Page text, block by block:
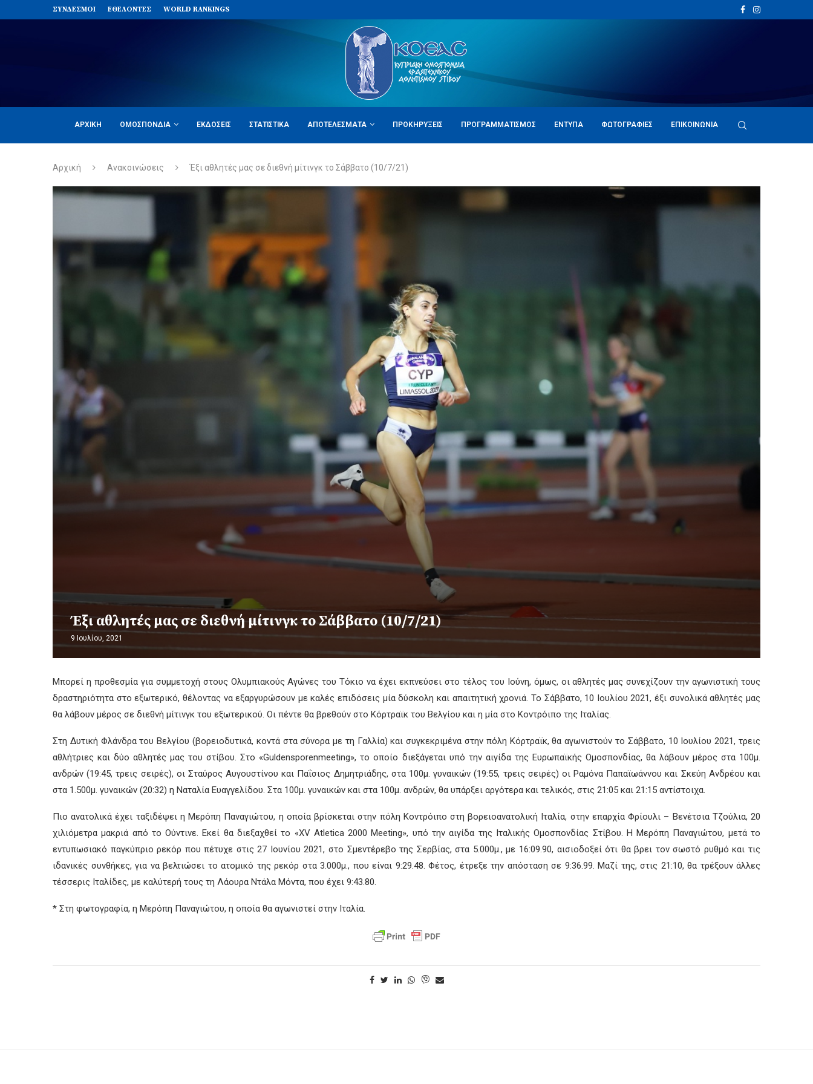
ΣΥΝΔΈΣΜΟΙ ΕΘΕΛΟΝΤΈΣ WORLD RANKINGS
ΑΡΧΙΚΉ ΟΜΟΣΠΟΝΔΊΑ ΕΚΔΌΣΕΙΣ ΣΤΑΤΙΣΤΙΚΆ ΑΠΟΤΕΛΈΣΜΑΤΑ ΠΡΟΚΗΡΎΞΕΙΣ ΠΡΟΓΡΑΜΜΑΤΙΣΜΌΣ ΈΝΤΥΠΑ ΦΩΤΟΓΡΑΦΊΕΣ ΕΠΙΚΟΙΝΩΝΊΑ
Αρχική Ανακοινώσεις Έξι αθλητές μας σε διεθνή μίτινγκ το Σάββατο (10/7/21)
Έξι αθλητές μας σε διεθνή μίτινγκ το Σάββατο (10/7/21)
9 Ιουλίου, 2021
Μπορεί η προθεσμία για συμμετοχή στους Ολυμπιακούς Αγώνες του Τόκιο να έχει εκπνεύσει στο τέλος του Ιούνη, όμως, οι αθλητές μας συνεχίζουν την αγωνιστική τους
δραστηριότητα στο εξωτερικό, θέλοντας να εξαργυρώσουν με καλές επιδόσεις μία δύσκολη και απαιτητική χρονιά. Το Σάββατο, 10 Ιουλίου 2021, έξι συνολικά αθλητές μας
θα λάβουν μέρος σε διεθνή μίτινγκ του εξωτερικού. Οι πέντε θα βρεθούν στο Κόρτραϊκ του Βελγίου και η μία στο Κοντρόιπο της Ιταλίας.
Στη Δυτική Φλάνδρα του Βελγίου (βορειοδυτικά, κοντά στα σύνορα με τη Γαλλία) και συγκεκριμένα στην πόλη Κόρτραϊκ, θα αγωνιστούν το Σάββατο, 10 Ιουλίου 2021, τρεις
αθλήτριες και δύο αθλητές μας του στίβου. Στο «Guldensporenmeeting», το οποίο διεξάγεται υπό την αιγίδα της Ευρωπαϊκής Ομοσπονδίας, θα λάβουν μέρος στα 100μ.
ανδρών (19:45, τρεις σειρές), οι Σταύρος Αυγουστίνου και Παΐσιος Δημητριάδης, στα 100μ. γυναικών (19:55, τρεις σειρές) οι Ραμόνα Παπαϊωάννου και Σκεύη Ανδρέου και
στα 1.500μ. γυναικών (20:32) η Ναταλία Ευαγγελίδου. Στα 100μ. γυναικών και στα 100μ. ανδρών, θα υπάρξει αργότερα και τελικός, στις 21:05 και 21:15 αντίστοιχα.
Πιο ανατολικά έχει ταξιδέψει η Μερόπη Παναγιώτου, η οποία βρίσκεται στην πόλη Κοντρόιπο στη βορειοανατολική Ιταλία, στην επαρχία Φρίουλι – Βενέτσια Τζούλια, 20
χιλιόμετρα μακριά από το Ούντινε. Εκεί θα διεξαχθεί το «XV Atletica 2000 Meeting», υπό την αιγίδα της Ιταλικής Ομοσπονδίας Στίβου. Η Μερόπη Παναγιώτου, μετά το
εντυπωσιακό παγκύπριο ρεκόρ που πέτυχε στις 27 Ιουνίου 2021, στο Σμεντέρεβο της Σερβίας, στα 5.000μ., με 16:09.90, αισιοδοξεί ότι θα βρει τον σωστό ρυθμό και τις
ιδανικές συνθήκες, για να βελτιώσει το ατομικό της ρεκόρ στα 3.000μ., που είναι 9:29.48. Φέτος, έτρεξε την απόσταση σε 9:36.99. Μαζί της, στις 21:10, θα τρέξουν άλλες
τέσσερις Ιταλίδες, με καλύτερή τους τη Λάουρα Ντάλα Μόντα, που έχει 9:43.80.
* Στη φωτογραφία, η Μερόπη Παναγιώτου, η οποία θα αγωνιστεί στην Ιταλία.